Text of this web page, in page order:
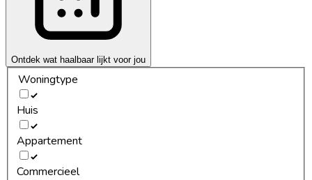
Ontdek wat haalbaar lijkt voor jou
Woningtype
Huis
Appartement
Commercieel